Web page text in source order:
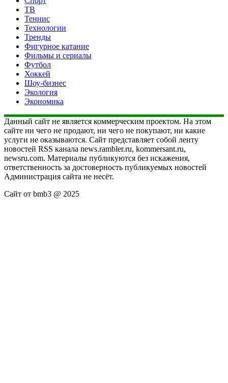
ТВ
Теннис
Технологии
Тренды
Фигурное катание
Фильмы и сериалы
Футбол
Хоккей
Шоу-бизнес
Экология
Экономика
Данный сайт не является коммерческим проектом. На этом
сайте ни чего не продают, ни чего не покупают, ни какие
услуги не оказываются. Сайт представляет собой ленту
новостей RSS канала news.rambler.ru, kommersant.ru,
newsru.com. Материалы публикуются без искажения,
ответственность за достоверность публикуемых новостей
Администрация сайта не несёт.
Сайт от bmb3 @ 2025